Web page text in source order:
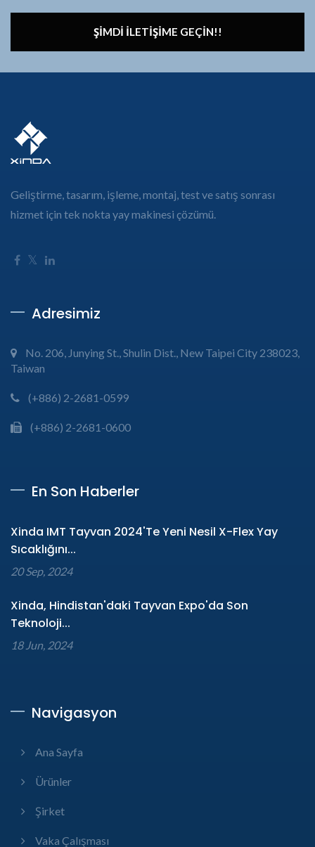
ŞIMDI İLETIŞIME GEÇIN!!
Geliştirme, tasarım, işleme, montaj, test ve satış sonrası
hizmet için tek nokta yay makinesi çözümü.
Adresimiz
No. 206, Junying St., Shulin Dist., New Taipei City 238023,
Taiwan
(+886) 2-2681-0599
(+886) 2-2681-0600
En Son Haberler
Xinda IMT Tayvan 2024'te Yeni Nesil X-Flex Yay
Sıcaklığını...
20 Sep, 2024
Xinda, Hindistan'daki Tayvan Expo'da Son
Teknoloji...
18 Jun, 2024
Navigasyon
Ana Sayfa
Ürünler
Şirket
Vaka Çalışması